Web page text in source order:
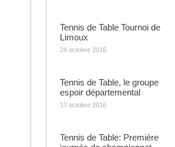
Tennis de Table Tournoi de
Limoux
24 octobre 2016
Tennis de Table, le groupe
espoir départemental
13 octobre 2016
Tennis de Table: Première